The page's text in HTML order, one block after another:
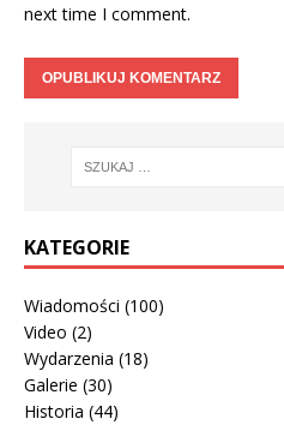
next time I comment.
KATEGORIE
Wiadomości (100)
Video (2)
Wydarzenia (18)
Galerie (30)
Historia (44)